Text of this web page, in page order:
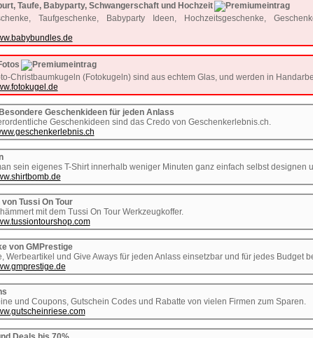
Taufe, Babyparty, Schwangerschaft und Hochzeit
Taufgeschenke, Babyparty Ideen, Hochzeitsgeschenke,
Christbaumkugeln (Fotokugeln) sind aus echtem Glas, und werden in
Geschenkideen für jeden Anlass
Geschenkideen sind das Credo von Geschenkerlebnis.ch.
sein eigenes T-Shirt innerhalb weniger Minuten ganz einfach selbst designen
Tussi On Tour
mit dem Tussi On Tour Werkzeugkoffer.
von GMPrestige
Werbeartikel und Give Aways für jeden Anlass einsetzbar und für jedes Budget
und Coupons, Gutschein Codes und Rabatte von vielen Firmen zum Sparen.